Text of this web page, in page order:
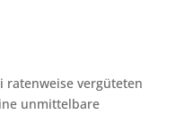
ratenweise vergüteten
unmittelbare